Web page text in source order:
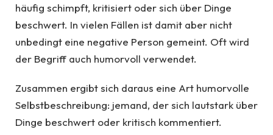
häufig schimpft, kritisiert oder sich über Dinge
beschwert. In vielen Fällen ist damit aber nicht
unbedingt eine negative Person gemeint. Oft wird
der Begriff auch humorvoll verwendet.
Zusammen ergibt sich daraus eine Art humorvolle
Selbstbeschreibung: jemand, der sich lautstark über
Dinge beschwert oder kritisch kommentiert.